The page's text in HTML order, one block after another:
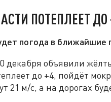
ПОТЕПЛЕЕТ
погода в ближайшие
декабря объявили
до +4, пойдёт
21 м/с, а на дорогах